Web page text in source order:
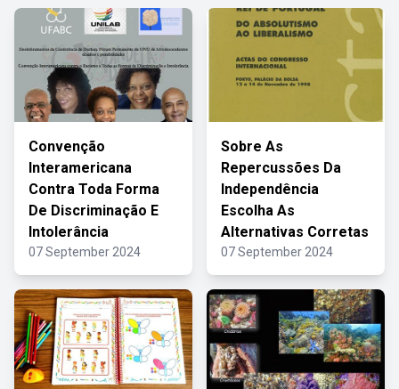
Convenção
Interamericana
Contra Toda Forma
De Discriminação E
Intolerância
07 September 2024
Sobre As
Repercussões Da
Independência
Escolha As
Alternativas Corretas
07 September 2024